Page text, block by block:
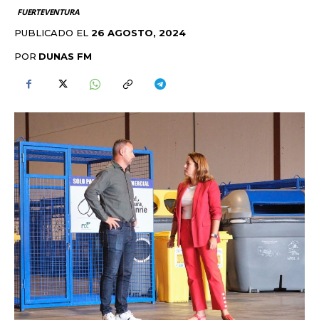
FUERTEVENTURA
PUBLICADO EL 26 AGOSTO, 2024
POR DUNAS FM